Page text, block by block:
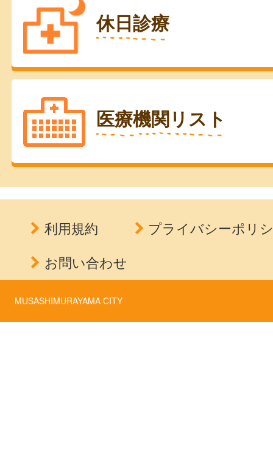
休日診療
医療機関リスト
利用規約
プライバシーポリ
お問い合わせ
MUSASHIMURAYAMA CITY